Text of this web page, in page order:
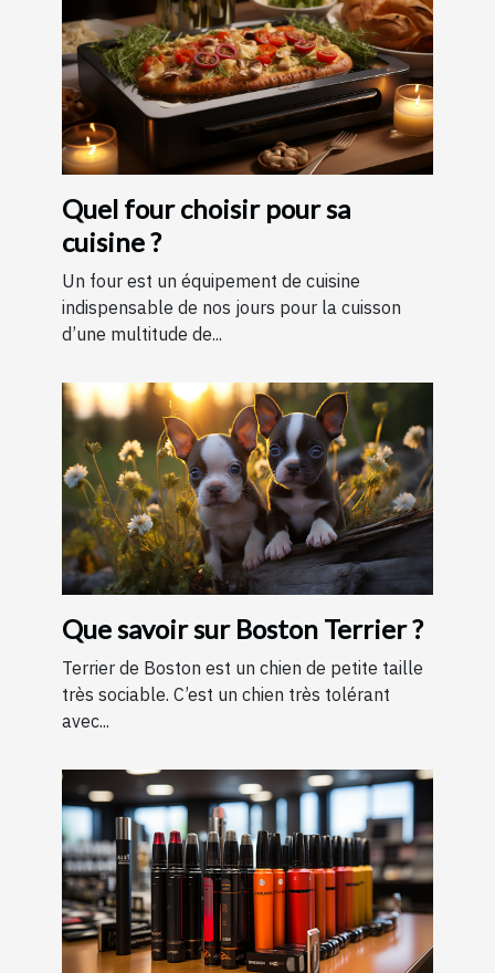
Quel four choisir pour sa
cuisine ?
Un four est un équipement de cuisine
indispensable de nos jours pour la cuisson
d’une multitude de...
Que savoir sur Boston Terrier ?
Terrier de Boston est un chien de petite taille
très sociable. C’est un chien très tolérant
avec...